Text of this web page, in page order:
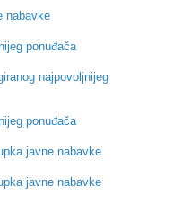
nabavke
ponuđača
najpovoljnijeg
ponuđača
javne nabavke
javne nabavke